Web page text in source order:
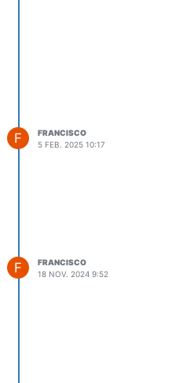
F
FRANCISCO
5 FEB. 2025 10:17
F
FRANCISCO
18 NOV. 2024 9:52